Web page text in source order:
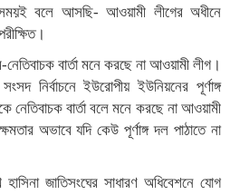
বলে আসছি- আওয়ামী লীগের অধীনে
বার্তা মনে করছে না আওয়ামী লীগ।
নির্বাচনে ইউরোপীয় ইউনিয়নের পূর্ণাঙ্গ
নেতিবাচক বার্তা বলে মনে করছে না আওয়ামী
অভাবে যদি কেউ পূর্ণাঙ্গ দল পাঠাতে না
জাতিসংঘের সাধারণ অধিবেশনে যোগ